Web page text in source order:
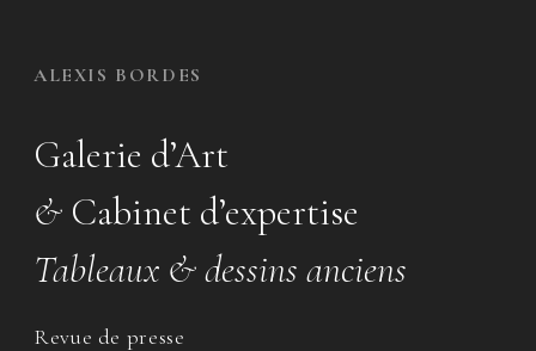
ALEXIS BORDES
Galerie d’Art
& Cabinet d’expertise
Tableaux & dessins anciens
Revue de presse